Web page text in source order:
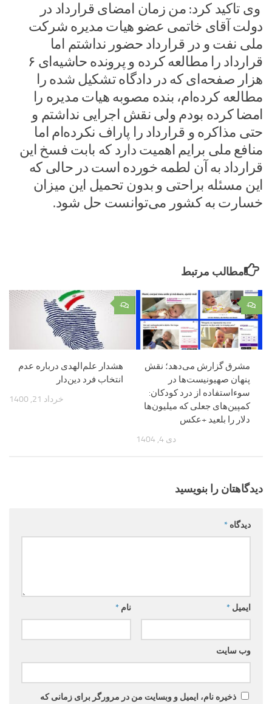
وی تاکید کرد: من زمان امضای قرارداد در
دولت آقای خاتمی عضو هیات مدیره شرکت
ملی نفت و در قرارداد حضور نداشتم اما
قرارداد را مطالعه کرده و پرونده حاشیه‌ای ۶
هزار صفحه‌ای که در دادگاه تشکیل شده را
مطالعه کرده‌ام، بنده مصوبه هیات مدیره را
امضا کرده بودم ولی نقش اجرایی نداشتم و
حتی مذاکره و قرارداد را پاراف نکرده‌ام اما
منافع ملی برایم اهمیت دارد که بابت فسخ این
قرارداد به آن لطمه خورده است در حالی که
این مسئله براحتی و بدون تحمیل این میزان
خسارت به کشور می‌توانست حل شود.
مطالب مرتبط
۰
هشدار علم‌الهدی درباره عدم
انتخاب فرد دین‌دار
خرداد 21, 1400
۰
مشرق گزارش می‌دهد؛ نقش
پنهان صهیونیست‌ها در
سوءاستفاده از درد کودکان:
کمپین‌های جعلی که میلیون‌ها
دلار را بلعید +عکس
دی 4, 1404
دیدگاهتان را بنویسید
دیدگاه *
نام * ایمیل *
وب‌ سایت
ذخیره نام، ایمیل و وبسایت من در مرورگر برای زمانی که